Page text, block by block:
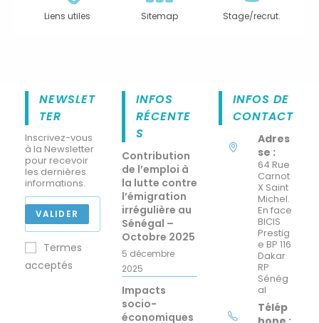
Liens utiles Sitemap Stage/recrut.
NEWSLET
TER
Inscrivez-vous
à la Newsletter
pour recevoir
les dernières
informations.
VALIDER
Termes
acceptés
INFOS
RÉCENTE
S
Contribution
de l’emploi à
la lutte contre
l’émigration
irrégulière au
Sénégal –
Octobre 2025
5 décembre
2025
Impacts
socio-
économiques
INFOS DE
CONTACT
Adres
se :
64 Rue
Carnot
X Saint
Michel.
En face
BICIS
Prestig
e BP 116
Dakar
RP
Sénég
al
Télép